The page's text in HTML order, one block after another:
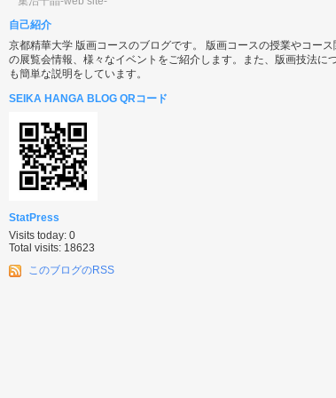
自己紹介
京都精華大学 版画コースのブログです。 版画コースの授業やコース
の展覧会情報、様々なイベントをご紹介します。また、版画技法に
も簡単な説明をしています。
SEIKA HANGA BLOG QRコード
StatPress
Visits today: 0
Total visits: 18623
このブログのRSS